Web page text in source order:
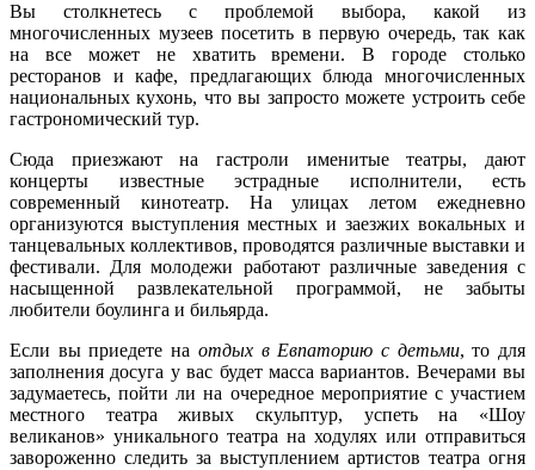
Вы столкнетесь с проблемой выбора, какой из
многочисленных музеев посетить в первую очередь, так как
на все может не хватить времени. В городе столько
ресторанов и кафе, предлагающих блюда многочисленных
национальных кухонь, что вы запросто можете устроить себе
гастрономический тур.
Сюда приезжают на гастроли именитые театры, дают
концерты известные эстрадные исполнители, есть
современный кинотеатр. На улицах летом ежедневно
организуются выступления местных и заезжих вокальных и
танцевальных коллективов, проводятся различные выставки и
фестивали. Для молодежи работают различные заведения с
насыщенной развлекательной программой, не забыты
любители боулинга и бильярда.
Если вы приедете на отдых в Евпаторию с детьми, то для
заполнения досуга у вас будет масса вариантов. Вечерами вы
задумаетесь, пойти ли на очередное мероприятие с участием
местного театра живых скульптур, успеть на «Шоу
великанов» уникального театра на ходулях или отправиться
завороженно следить за выступлением артистов театра огня